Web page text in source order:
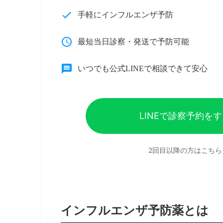
手軽にインフルエンザ予防
最短当日診察・発送で予防可能
いつでも公式LINEで相談できて安心
LINEで診察予約を
2回目以降の方はこちら
インフルエンザ予防薬とは